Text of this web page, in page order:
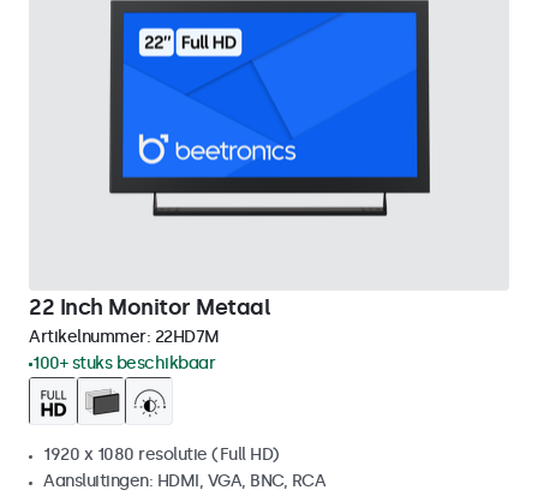
22 Inch Monitor Metaal
Artikelnummer: 22HD7M
100+ stuks beschikbaar
1920 x 1080 resolutie (Full HD)
Aansluitingen: HDMI, VGA, BNC, RCA